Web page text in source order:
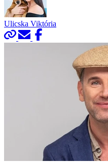
Ulicska Viktória